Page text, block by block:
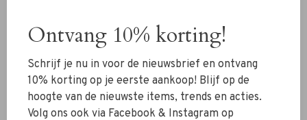
Schoenen
Sieraden
Accessoires
SALE
Ontvang 10% korting!
Schrijf je nu in voor de nieuwsbrief en ontvang
10% korting op je eerste aankoop! Blijf op de
hoogte van de nieuwste items, trends en acties.
Volg ons ook via Facebook & Instagram op